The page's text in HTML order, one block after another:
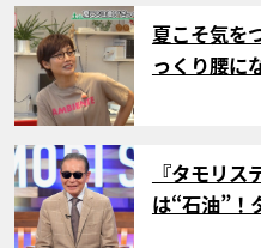
サムネイル
夏こそ気を
っくり腰
サムネイル
『タモリ
は“石油”！